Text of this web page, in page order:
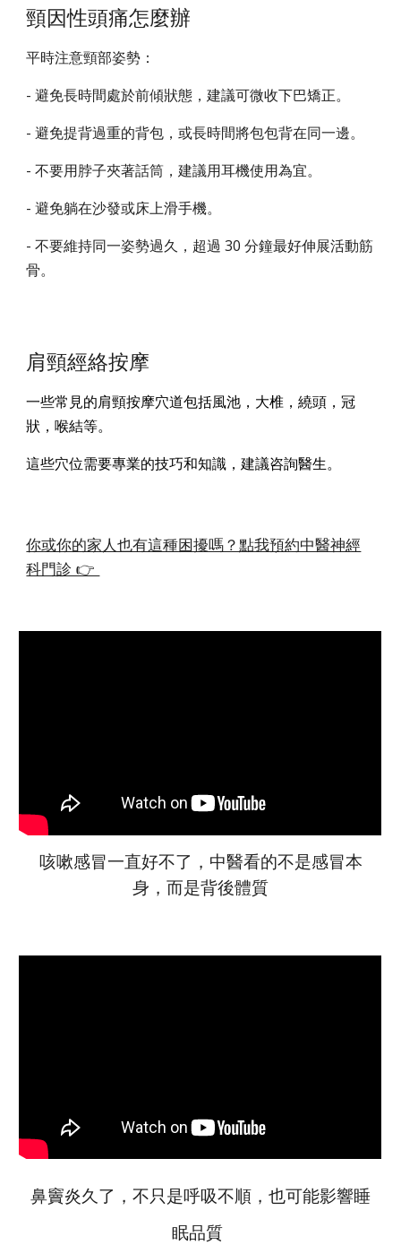
頸因性頭痛怎麼辦
平時注意頸部姿勢：
- 避免長時間處於前傾狀態，建議可微收下巴矯正。
- 避免提背過重的背包，或長時間將包包背在同一邊。
- 不要用脖子夾著話筒，建議用耳機使用為宜。
- 避免躺在沙發或床上滑手機。
- 不要維持同一姿勢過久，超過 30 分鐘最好伸展活動筋
骨。
肩頸經絡按摩
一些常見的肩頸按摩穴道包括風池，大椎，繞頭，冠
狀，喉結等。
這些穴位需要專業的技巧和知識，建議咨詢醫生。
你或你的家人也有這種困擾嗎？點我預約中醫神經
科門診 👉
咳嗽感冒一直好不了，中醫看的不是感冒本
身，而是背後體質
鼻竇炎久了，不只是呼吸不順，也可能影響睡
眠品質